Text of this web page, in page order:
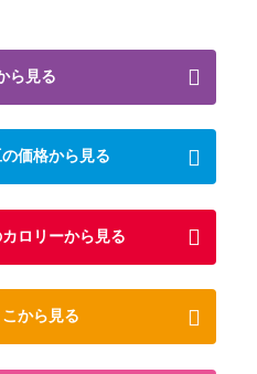
ら見る
価格から見る
ロリーから見る
から見る